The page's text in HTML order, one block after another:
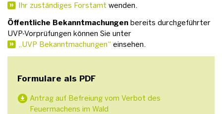
Ihr zuständiges Forstamt wenden.
Öffentliche Bekanntmachungen bereits durchgeführter
UVP-Vorprüfungen können Sie unter
„UVP Bekanntmachungen“ einsehen.
Formulare als PDF
Antrag auf Befreiung vom Verbot des
Feuermachens im Wald